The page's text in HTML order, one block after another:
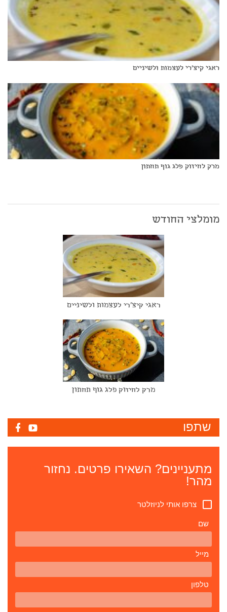
ראגי קיצ'רי לעצמות ולשיניים
מרק לחיזוק פלג גוף תחתון
מומלצי החודש
ראגי קיצ'רי לעצמות ולשיניים
מרק לחיזוק פלג גוף תחתון
שתפו
מתעניינים? השאירו פרטים. נחזור
מהר!
צרפו אותי לניוזלטר
שם
מייל
טלפון